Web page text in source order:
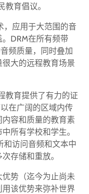
育倡议。
，应用于大范围的音
DRM在所有频带
频质量，同时叠加
大的远程教育场景
教育提供了有力的证
在广阔的区域内传
容和质量的教育素
所有学校和学生。
和访问音频和文本中
存储和重放。
势（迄今为止尚未
该优势来弥补世界